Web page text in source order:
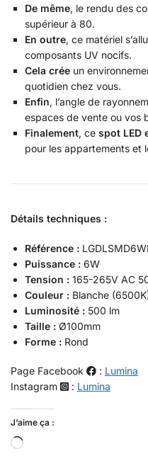
De même, le rendu des
supérieur à 80.
En outre, ce matériel
composants UV nocifs.
Cela crée un
quotidien chez vous.
Enfin, l’angle de
espaces de vente ou vos
Finalement, ce spot LED
pour les appartements et
Détails techniques :
Référence :
Puissance : 6W
Tension : 165-265V AC
Couleur : Blanche
Luminosité : 500 lm
Taille : Ø100mm
Forme : Rond
Page Facebook : Lumina
Instagram
: Lumina
J’aime ça :